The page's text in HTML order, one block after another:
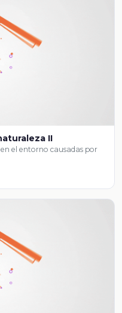
II
el entorno causadas por